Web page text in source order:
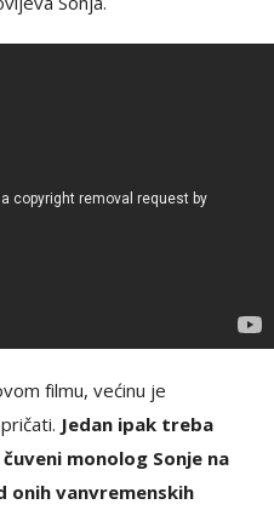
filmu, većinu je
Jedan ipak treba
monolog Sonje na
onih vanvremenskih